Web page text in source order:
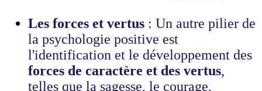
Les forces et vertus : Un autre pilier de
la psychologie positive est
l'identification et le développement des
forces de caractère et des vertus,
telles que la sagesse, le courage,